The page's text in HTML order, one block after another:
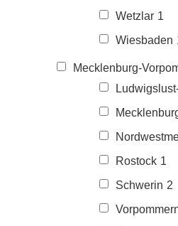
Wetzlar 1
Wiesbaden
Mecklenburg-
Rostock 1
Schwerin 2